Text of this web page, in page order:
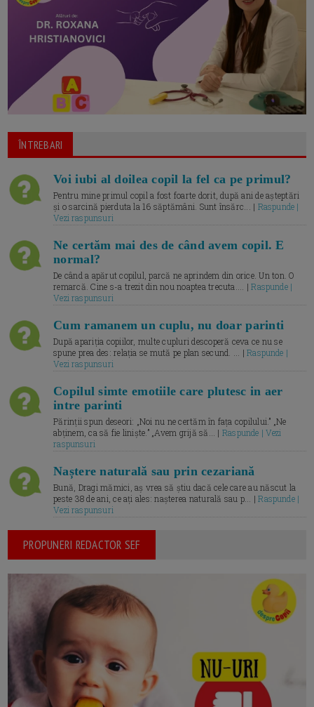
ÎNTREBARI
Voi iubi al doilea copil la fel ca pe primul?
Pentru mine primul copil a fost foarte dorit, după ani de așteptări
și o sarcină pierduta la 16 săptămâni. Sunt însărc... | Raspunde |
Vezi raspunsuri
Ne certăm mai des de când avem copil. E
normal?
De când a apărut copilul, parcă ne aprindem din orice. Un ton. O
remarcă. Cine s-a trezit din nou noaptea trecuta.... |Raspunde |
Vezi raspunsuri
Cum ramanem un cuplu, nu doar parinti
După apariția copiilor, multe cupluri descoperă ceva ce nu se
spune prea des: relația se mută pe plan secund. ... |Raspunde |
Vezi raspunsuri
Copilul simte emotiile care plutesc in aer
intre parinti
Părinții spun deseori: „Noi nu ne certăm în fața copilului.” „Ne
abținem, ca să fie liniște.” „Avem grijă să... | Raspunde | Vezi
raspunsuri
Naștere naturală sau prin cezariană
Bună, Dragi mămici, aș vrea să știu dacă cele care au născut la
peste 38 de ani, ce ați ales: nașterea naturală sau p... |Raspunde |
Vezi raspunsuri
PROPUNERI REDACTOR SEF